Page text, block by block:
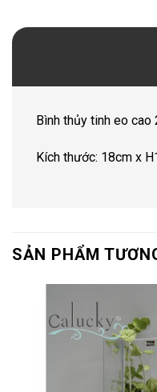
Bình thủy tinh eo cao
Kích thước: 18cm x
SẢN PHẨM